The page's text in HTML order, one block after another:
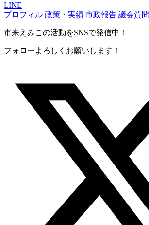
LINE
プロフィル 政策・実績 市政報告 議会質問
市来えみこの活動をSNSで発信中！
フォローよろしくお願いします！